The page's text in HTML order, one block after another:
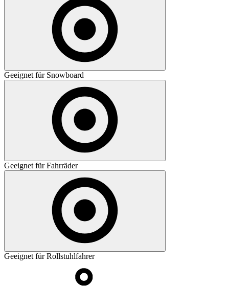
Geeignet für Snowboard
Geeignet für Fahrräder
Geeignet für Rollstuhlfahrer